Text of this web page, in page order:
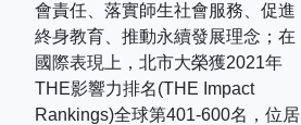
會責任、落實師生社會服務、促進
終身教育、推動永續發展理念；在
國際表現上， 北市大榮獲2021年
THE影響力排名(THE Impact
Rankings)全球第401-600名，位居